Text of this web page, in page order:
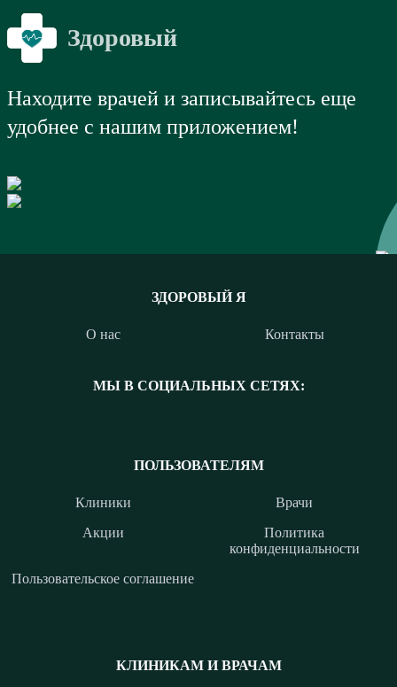
Здоровый
Находите врачей и записывайтесь еще
удобнее с нашим приложением!
ЗДОРОВЫЙ Я
О нас Контакты
МЫ В СОЦИАЛЬНЫХ СЕТЯХ:
КЛИНИКАМ И ВРАЧАМ
ПОЛЬЗОВАТЕЛЯМ
Клиники
Врачи
Акции
Политика
конфиденциальности
Пользовательское соглашение